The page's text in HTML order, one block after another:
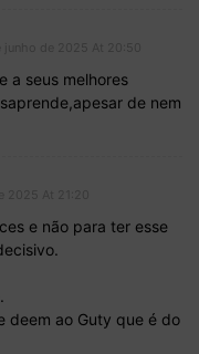
a seus melhores
de nem
e não para ter esse
deem ao Guty que é do